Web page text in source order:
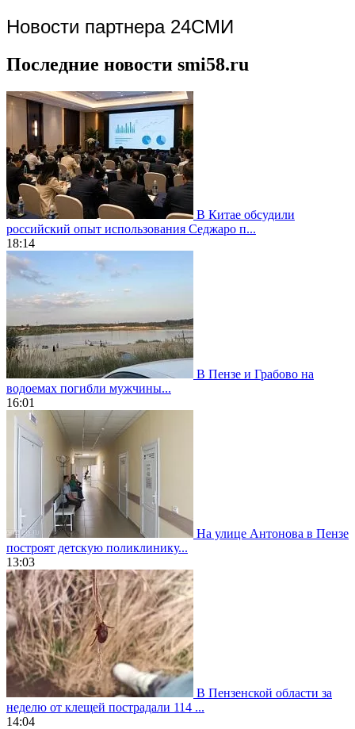
Новости партнера 24СМИ
Последние новости smi58.ru
В Китае обсудили
российский опыт использования Седжаро п...
18:14
В Пензе и Грабово на
водоемах погибли мужчины...
16:01
На улице Антонова в Пензе
построят детскую поликлинику...
13:03
В Пензенской области за
неделю от клещей пострадали 114 ...
14:04